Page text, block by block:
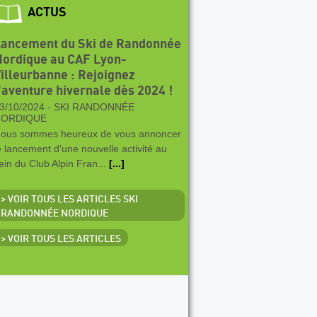
ACTUS
du Ski de Randonnée
au CAF Lyon-
: Rejoignez
hivernale dès 2024 !
10/2024 - SKI RANDONNÉE
sommes heureux de vous annoncer
lancement d'une nouvelle activité au
du Club Alpin Fran... [...]
> VOIR TOUS LES ARTICLES SKI
RANDONNÉE NORDIQUE
> VOIR TOUS LES ARTICLES